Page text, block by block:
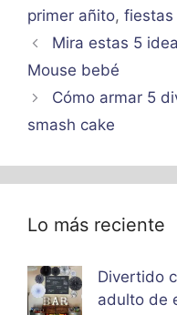
primer añito, fiestas
Mira estas 5
Mouse bebé
Cómo armar 5
smash cake
Lo más reciente
Divertido
adulto de